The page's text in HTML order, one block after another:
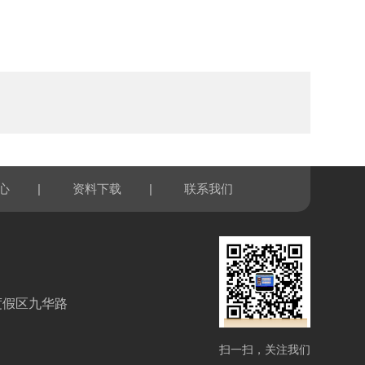
| 资料下载 | 联系我们
区九华路
扫一扫，关注我们